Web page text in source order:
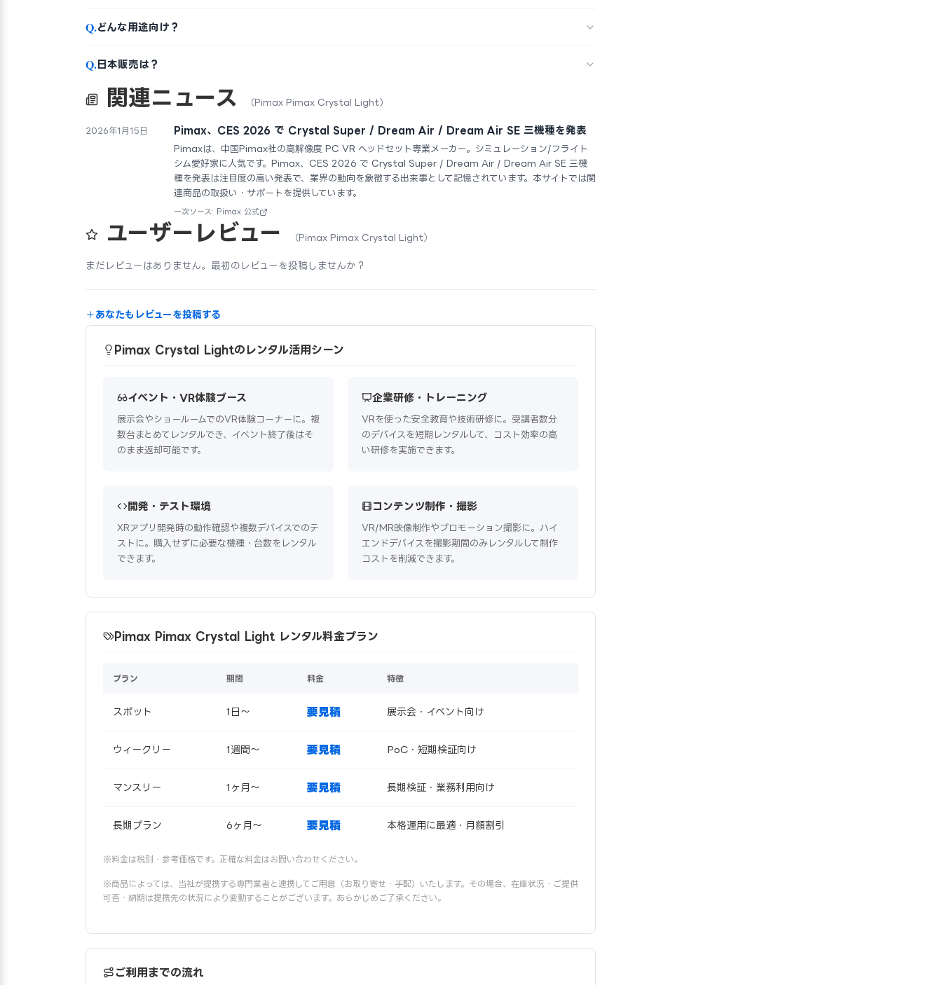
Q.どんな用途向け？
Q.日本販売は？
関連ニュース （Pimax Pimax Crystal Light）
2026年1月15日 Pimax、CES 2026 で Crystal Super / Dream Air / Dream Air SE 三機種を発表
Pimaxは、中国Pimax社の高解像度 PC VR ヘッドセット専業メーカー。シミュレーション/フライト
シム愛好家に人気です。Pimax、CES 2026 で Crystal Super / Dream Air / Dream Air SE 三機
種を発表は注目度の高い発表で、業界の動向を象徴する出来事として記憶されています。本サイトでは関
連商品の取扱い・サポートを提供しています。
一次ソース: Pimax 公式
ユーザーレビュー （Pimax Pimax Crystal Light）
まだレビューはありません。最初のレビューを投稿しませんか？
あなたもレビューを投稿する
Pimax Crystal Lightのレンタル活用シーン
イベント・VR体験ブース
展示会やショールームでのVR体験コーナーに。複
数台まとめてレンタルでき、イベント終了後はそ
のまま返却可能です。
企業研修・トレーニング
VRを使った安全教育や技術研修に。受講者数分
のデバイスを短期レンタルして、コスト効率の高
い研修を実施できます。
開発・テスト環境
XRアプリ開発時の動作確認や複数デバイスでのテ
ストに。購入せずに必要な機種・台数をレンタル
できます。
コンテンツ制作・撮影
VR/MR映像制作やプロモーション撮影に。ハイ
エンドデバイスを撮影期間のみレンタルして制作
コストを削減できます。
Pimax Pimax Crystal Light レンタル料金プラン
プラン 期間 料金 特徴
スポット 1日〜 要見積 展示会・イベント向け
ウィークリー 1週間〜 要見積 PoC・短期検証向け
マンスリー 1ヶ月〜 要見積 長期検証・業務利用向け
長期プラン 6ヶ月〜 要見積 本格運用に最適・月額割引
※料金は税別・参考価格です。正確な料金はお問い合わせください。
※商品によっては、当社が提携する専門業者と連携してご用意（お取り寄せ・手配）いたします。その場合、在庫状況・ご提供
可否・納期は提携先の状況により変動することがございます。あらかじめご了承ください。
ご利用までの流れ